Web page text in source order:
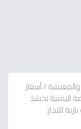
والمعيشة/أسعار
اليمنية تحشد
للتجار: